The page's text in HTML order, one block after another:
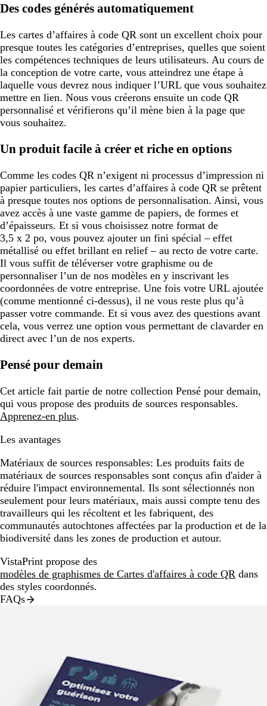
Des codes générés automatiquement
Les cartes d’affaires à code QR sont un excellent choix pour
presque toutes les catégories d’entreprises, quelles que soient
les compétences techniques de leurs utilisateurs. Au cours de
la conception de votre carte, vous atteindrez une étape à
laquelle vous devrez nous indiquer l’URL que vous souhaitez
mettre en lien. Nous vous créerons ensuite un code QR
personnalisé et vérifierons qu’il mène bien à la page que
vous souhaitez.
Un produit facile à créer et riche en options
Comme les codes QR n’exigent ni processus d’impression ni
papier particuliers, les cartes d’affaires à code QR se prêtent
à presque toutes nos options de personnalisation. Ainsi, vous
avez accès à une vaste gamme de papiers, de formes et
d’épaisseurs. Et si vous choisissez notre format de
3,5 x 2 po, vous pouvez ajouter un fini spécial – effet
métallisé ou effet brillant en relief – au recto de votre carte.
Il vous suffit de téléverser votre graphisme ou de
personnaliser l’un de nos modèles en y inscrivant les
coordonnées de votre entreprise. Une fois votre URL ajoutée
(comme mentionné ci-dessus), il ne vous reste plus qu’à
passer votre commande. Et si vous avez des questions avant
cela, vous verrez une option vous permettant de clavarder en
direct avec l’un de nos experts.
Pensé pour demain
Cet article fait partie de notre collection Pensé pour demain,
qui vous propose des produits de sources responsables.
Apprenez-en plus.
Les avantages
Matériaux de sources responsables: Les produits faits de
matériaux de sources responsables sont conçus afin d'aider à
réduire l'impact environnemental. Ils sont sélectionnés non
seulement pour leurs matériaux, mais aussi compte tenu des
travailleurs qui les récoltent et les fabriquent, des
communautés autochtones affectées par la production et de la
biodiversité dans les zones de production et autour.
VistaPrint propose des
modèles de graphismes de Cartes d'affaires à code QR dans
des styles coordonnés.
FAQs